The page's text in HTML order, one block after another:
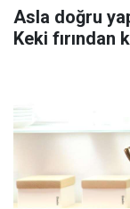
Asla doğru
Keki fırından